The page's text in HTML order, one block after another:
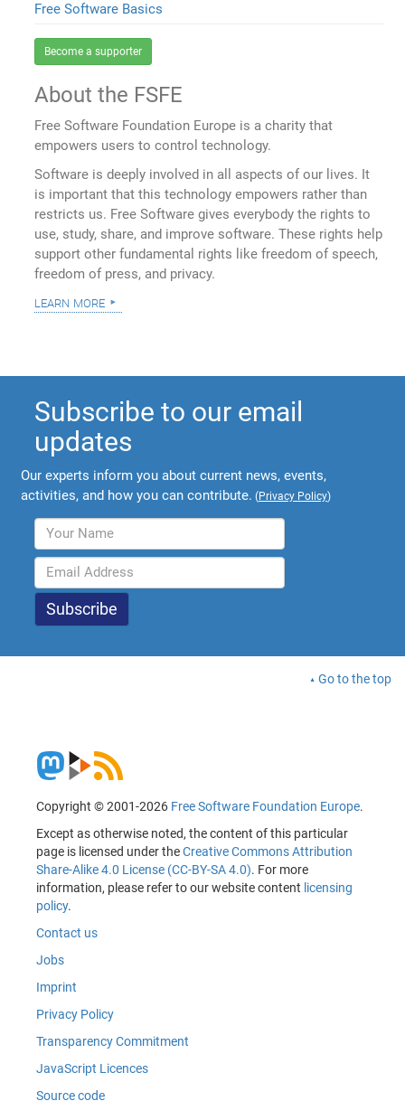
Free Software Basics
Become a supporter
About the FSFE
Free Software Foundation Europe is a charity that
empowers users to control technology.
Software is deeply involved in all aspects of our lives. It
is important that this technology empowers rather than
restricts us. Free Software gives everybody the rights to
use, study, share, and improve software. These rights help
support other fundamental rights like freedom of speech,
freedom of press, and privacy.
learn more
Subscribe to our email
updates
Our experts inform you about current news, events,
activities, and how you can contribute. (Privacy Policy)
Go to the top
Copyright © 2001-2026 Free Software Foundation Europe.
Except as otherwise noted, the content of this particular
page is licensed under theCreative Commons Attribution
Share-Alike 4.0 License (CC-BY-SA 4.0). For more
information, please refer to our website content licensing
policy.
Contact us
Jobs
Imprint
Privacy Policy
Transparency Commitment
JavaScript Licences
Source code